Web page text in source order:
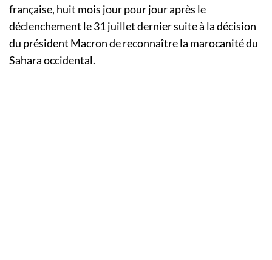
française, huit mois jour pour jour après le
déclenchement le 31 juillet dernier suite à la décision
du président Macron de reconnaître la marocanité du
Sahara occidental.